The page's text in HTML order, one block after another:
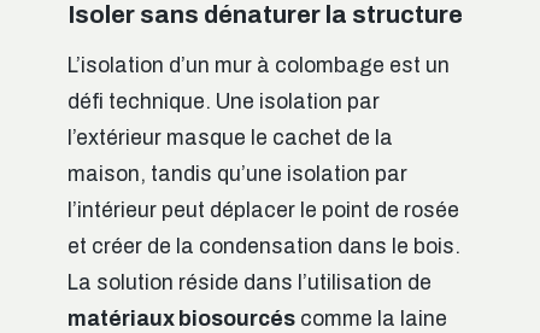
Isoler sans dénaturer la structure
L’isolation d’un mur à colombage est un
défi technique. Une isolation par
l’extérieur masque le cachet de la
maison, tandis qu’une isolation par
l’intérieur peut déplacer le point de rosée
et créer de la condensation dans le bois.
La solution réside dans l’utilisation de
matériaux biosourcés comme la laine